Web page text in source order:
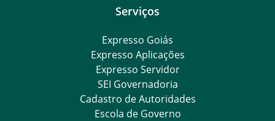
Serviços
Expresso Goiás
Expresso Aplicações
Expresso Servidor
SEI Governadoria
Cadastro de Autoridades
Escola de Governo